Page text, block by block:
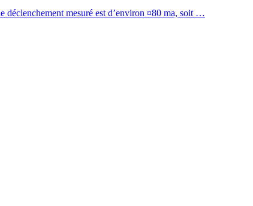
déclenchement mesuré est d’environ ¤80 ma, soit …